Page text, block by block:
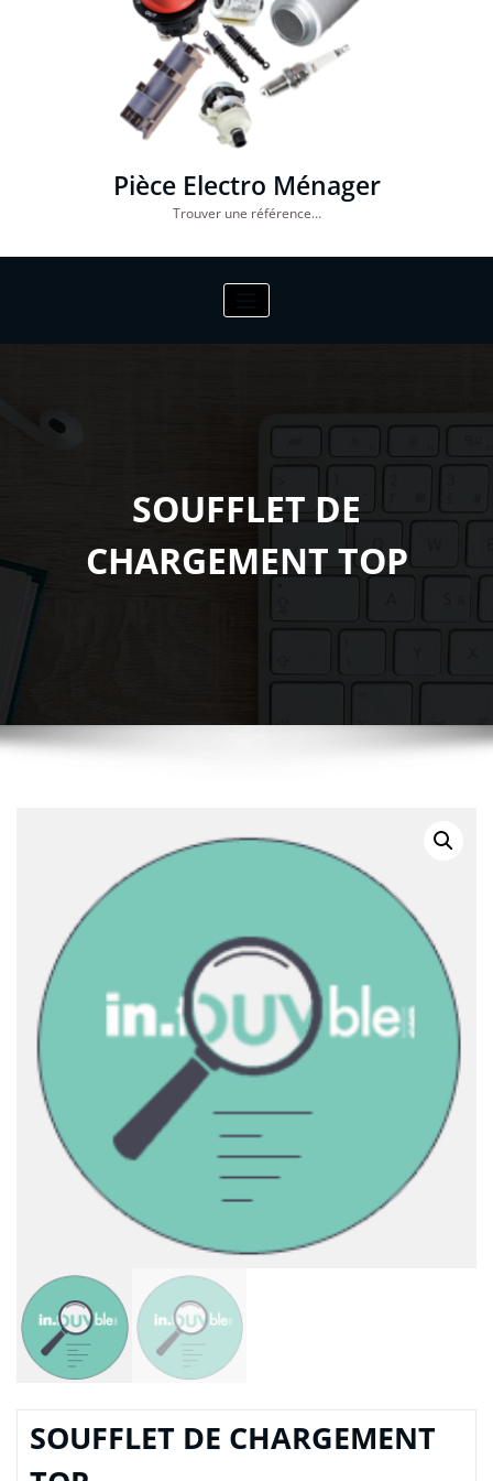
Pièce Electro Ménager
Trouver une référence…
SOUFFLET DE
CHARGEMENT TOP
SOUFFLET DE CHARGEMENT